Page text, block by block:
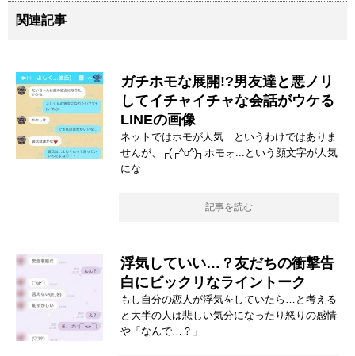
関連記事
ガチホモな展開!?男友達と悪ノリ
してイチャイチャな会話がウケる
LINEの画像
ネットではホモが人気…というわけではありま
せんが、┌(┌^o^)┐ホモォ...という顔文字が人気
にな
記事を読む
浮気していい…？友だちの衝撃告
白にビックリなライントーク
もし自分の恋人が浮気をしていたら…と考える
と大半の人は悲しい気分になったり怒りの感情
や「なんで…？」